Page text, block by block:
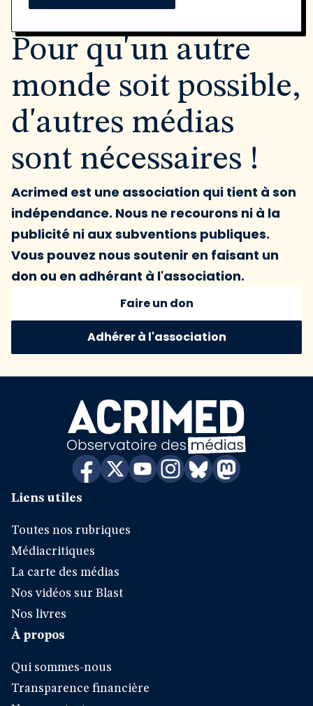
Pour qu'un autre
monde soit possible,
d'autres médias
sont nécessaires !
Acrimed est une association qui tient à son
indépendance. Nous ne recourons ni à la
publicité ni aux subventions publiques.
Vous pouvez nous soutenir en faisant un
don ou en adhérant à l'association.
Faire un don
Adhérer à l'association
Liens utiles
Toutes nos rubriques
Médiacritiques
La carte des médias
Nos vidéos sur Blast
Nos livres
À propos
Qui sommes-nous
Transparence financière